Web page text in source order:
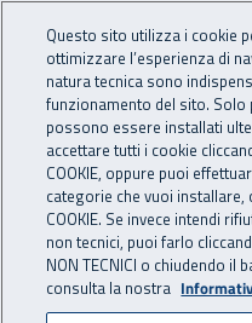
INAIL -
Navigazione
Navigazione - Ti trovi
Home Inail comunica Eventi
27 marzo 2022
Questo sito utilizza i cookie
ottimizzare l’esperienza di
natura tecnica sono
funzionamento del sito. Solo
possono essere installati
accettare tutti i cookie
COOKIE, oppure puoi
categorie che vuoi installare,
COOKIE. Se invece intendi
non tecnici, puoi farlo
NON TECNICI o chiudendo il
consulta la nostra